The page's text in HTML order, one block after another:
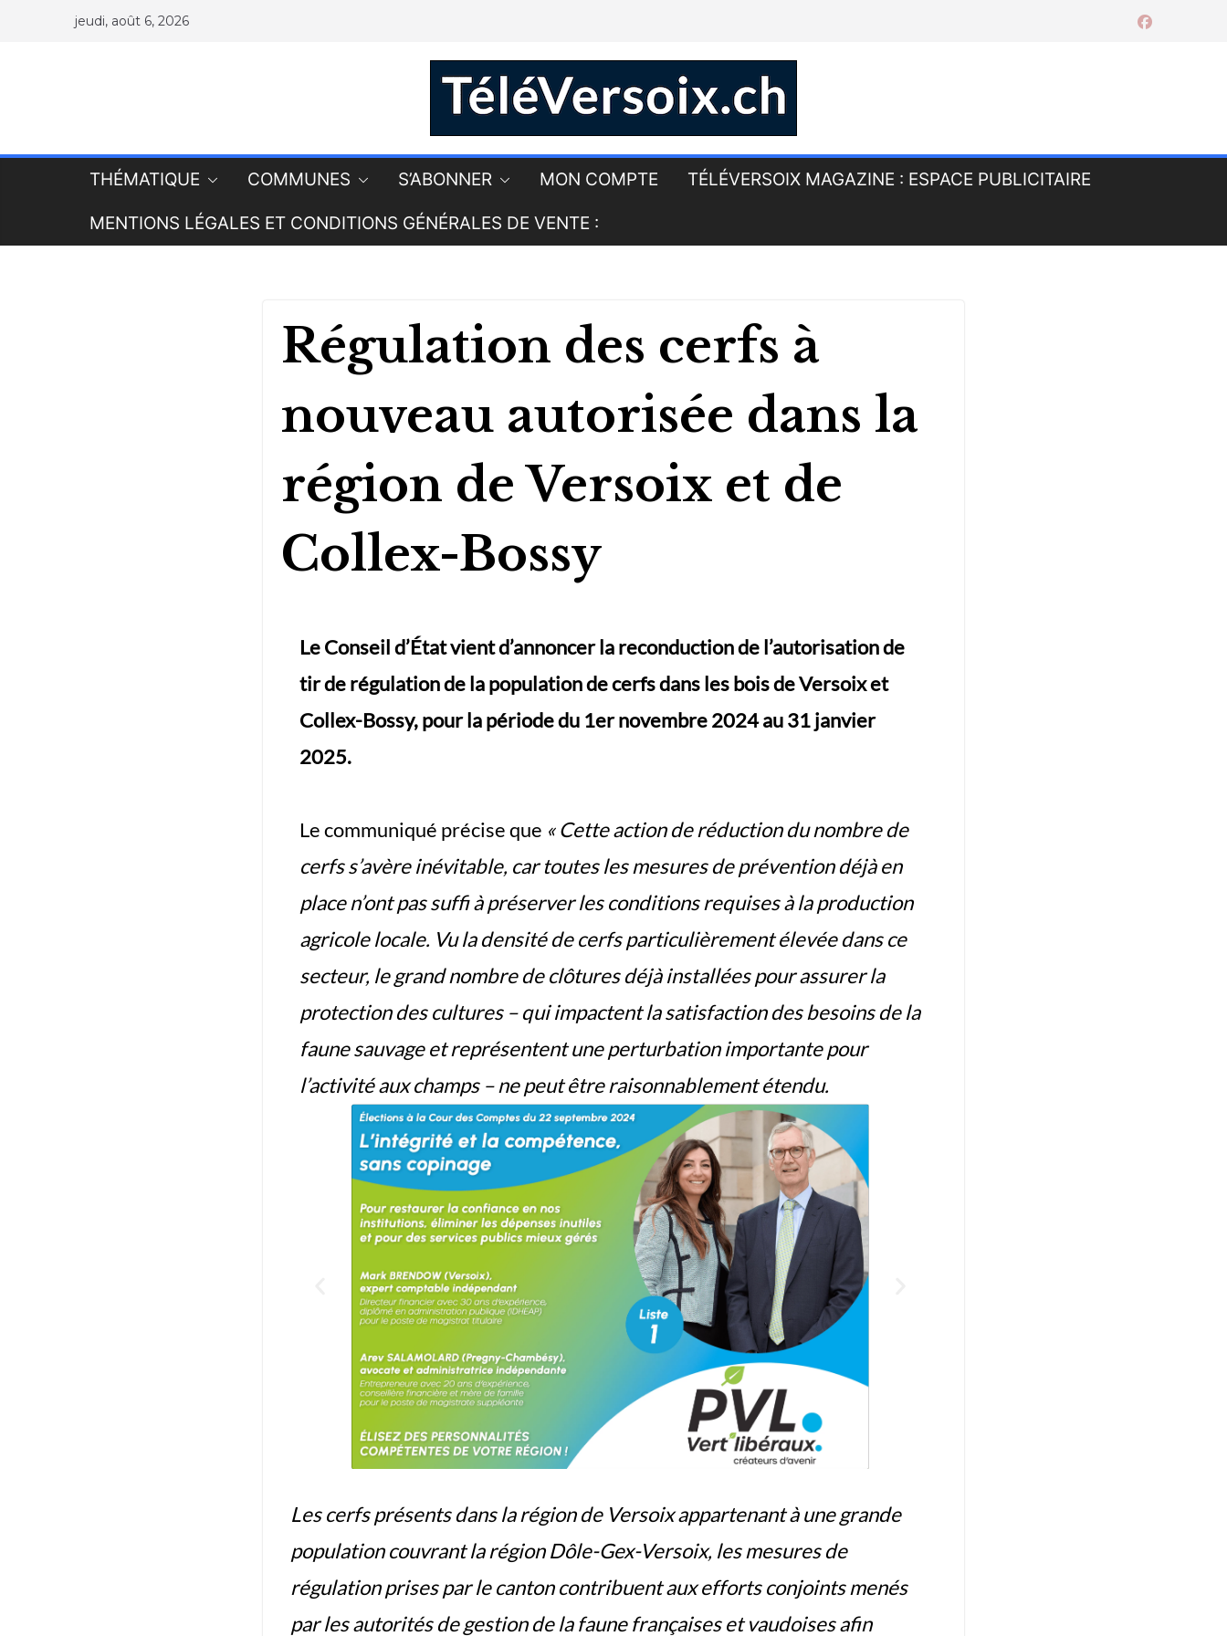
jeudi, août 6, 2026
THÉMATIQUE COMMUNES S’ABONNER MON COMPTE TÉLÉVERSOIX MAGAZINE : ESPACE PUBLICITAIRE
MENTIONS LÉGALES ET CONDITIONS GÉNÉRALES DE VENTE :
Régulation des cerfs à
nouveau autorisée dans la
région de Versoix et de
Collex-Bossy
Le Conseil d’État vient d’annoncer la reconduction de l’autorisation de
tir de régulation de la population de cerfs dans les bois de Versoix et
Collex-Bossy, pour la période du 1er novembre 2024 au 31 janvier
2025.
Lecommuniqué préciseque « Cette action de réduction du nombre de
cerfs s’avère inévitable, car toutes les mesures de prévention déjà en
place n’ont pas suffi à préserver les conditions requises à la production
agricole locale. Vu la densité de cerfs particulièrement élevée dans ce
secteur, le grand nombre de clôtures déjà installées pour assurer la
protection des cultures – qui impactent la satisfaction des besoins de la
faune sauvage et représentent une perturbation importante pour
l’activité aux champs – ne peut être raisonnablement étendu.
Les cerfs présents dans la région de Versoix appartenant à une grande
population couvrant la région Dôle-Gex-Versoix, les mesures de
régulation prises par le canton contribuent aux efforts conjoints menés
par les autorités de gestion de la faune françaises et vaudoises afin